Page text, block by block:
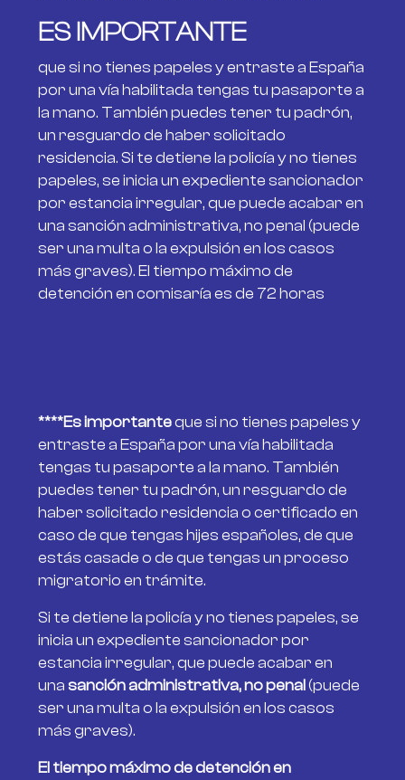
ES IMPORTANTE
que si no tienes papeles y entraste a España
por una vía habilitada tengas tu pasaporte a
la mano. También puedes tener tu padrón,
un resguardo de haber solicitado
residencia. Si te detiene la policía y no tienes
papeles, se inicia un expediente sancionador
por estancia irregular, que puede acabar en
una sanción administrativa, no penal (puede
ser una multa o la expulsión en los casos
más graves). El tiempo máximo de
detención en comisaría es de 72 horas
****Es importanteque si no tienes papeles y
entraste a España por una vía habilitada
tengas tu pasaporte a la mano. También
puedes tener tu padrón, un resguardo de
haber solicitado residencia o certificado en
caso de que tengas hijes españoles, de que
estás casade o de que tengas un proceso
migratorio en trámite.
Si te detiene la policía y no tienes papeles, se
inicia un expediente sancionador por
estancia irregular, que puede acabar en
una sanción administrativa, no penal(puede
ser una multa o la expulsión en los casos
más graves).
El tiempo máximo de detención en